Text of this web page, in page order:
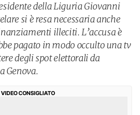
della Liguria Giovanni
si è resa necessaria anche
illeciti. L’accusa è
pagato in modo occulto una tv
degli spot elettorali da
Genova.
VIDEO CONSIGLIATO